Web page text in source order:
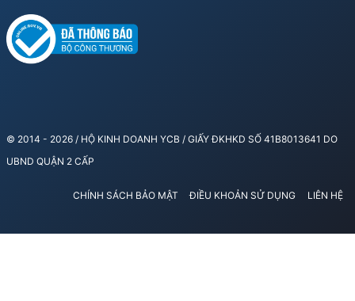
© 2014 - 2026 / HỘ KINH DOANH YCB / GIẤY ĐKHKD SỐ 41B8013641 DO
UBND QUẬN 2 CẤP
CHÍNH SÁCH BẢO MẬT ĐIỀU KHOẢN SỬ DỤNG LIÊN HỆ